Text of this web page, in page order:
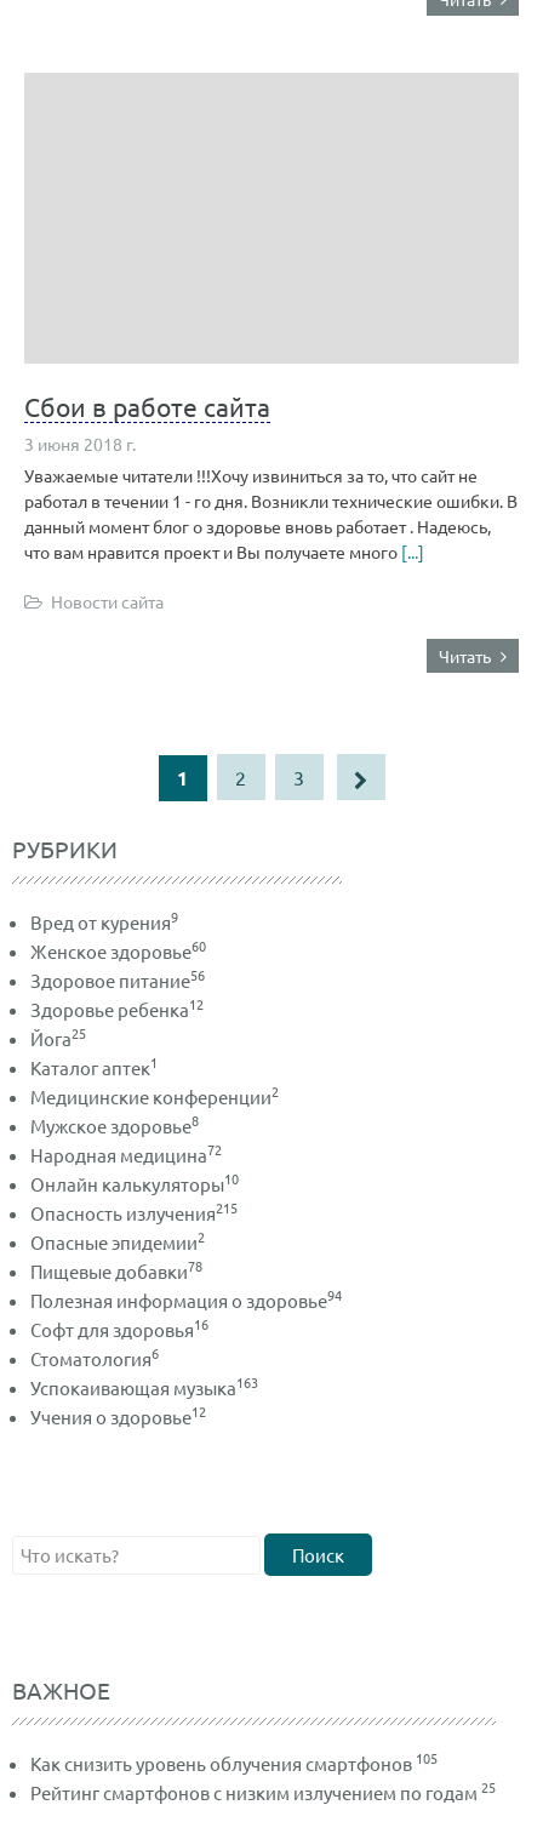
РУБРИКИ
Вред от курения9
Женское здоровье60
Здоровое питание56
Здоровье ребенка12
Йога25
Каталог аптек1
Медицинские конференции2
Мужское здоровье8
Народная медицина72
Онлайн калькуляторы10
Опасность излучения215
Опасные эпидемии2
Пищевые добавки78
Полезная информация о здоровье94
Софт для здоровья16
Стоматология6
Успокаивающая музыка163
Учения о здоровье12
Сбои в работе сайта
3 июня 2018 г.
Уважаемые читатели !!!Хочу извиниться за то, что сайт не
работал в течении 1 - го дня. Возникли технические ошибки. В
данный момент блог о здоровье вновь работает . Надеюсь,
что вам нравится проект и Вы получаете много [...]
Новости сайта
Читать
1 2 3
Поиск
ВАЖНОЕ
Как снизить уровень облучения смартфонов 105
Рейтинг смартфонов с низким излучением по годам 25